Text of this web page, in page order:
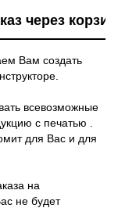
через
Вам создать
всевозможные
с печатью .
для Вас и для
на
не будет